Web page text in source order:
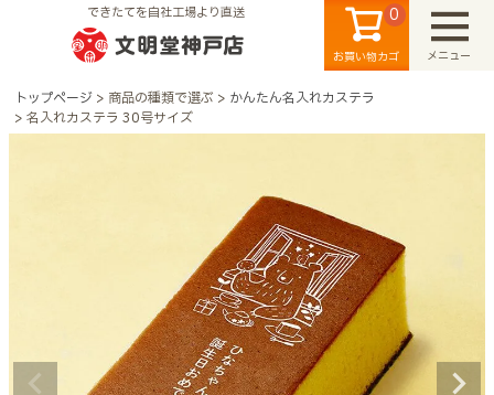
できたてを自社工場より直送
お買い物カゴ
0
メニュー
検索
トップページ 商品の種類で選ぶ
かんたん名入れカステラ
名入れカステラ 30号サイズ